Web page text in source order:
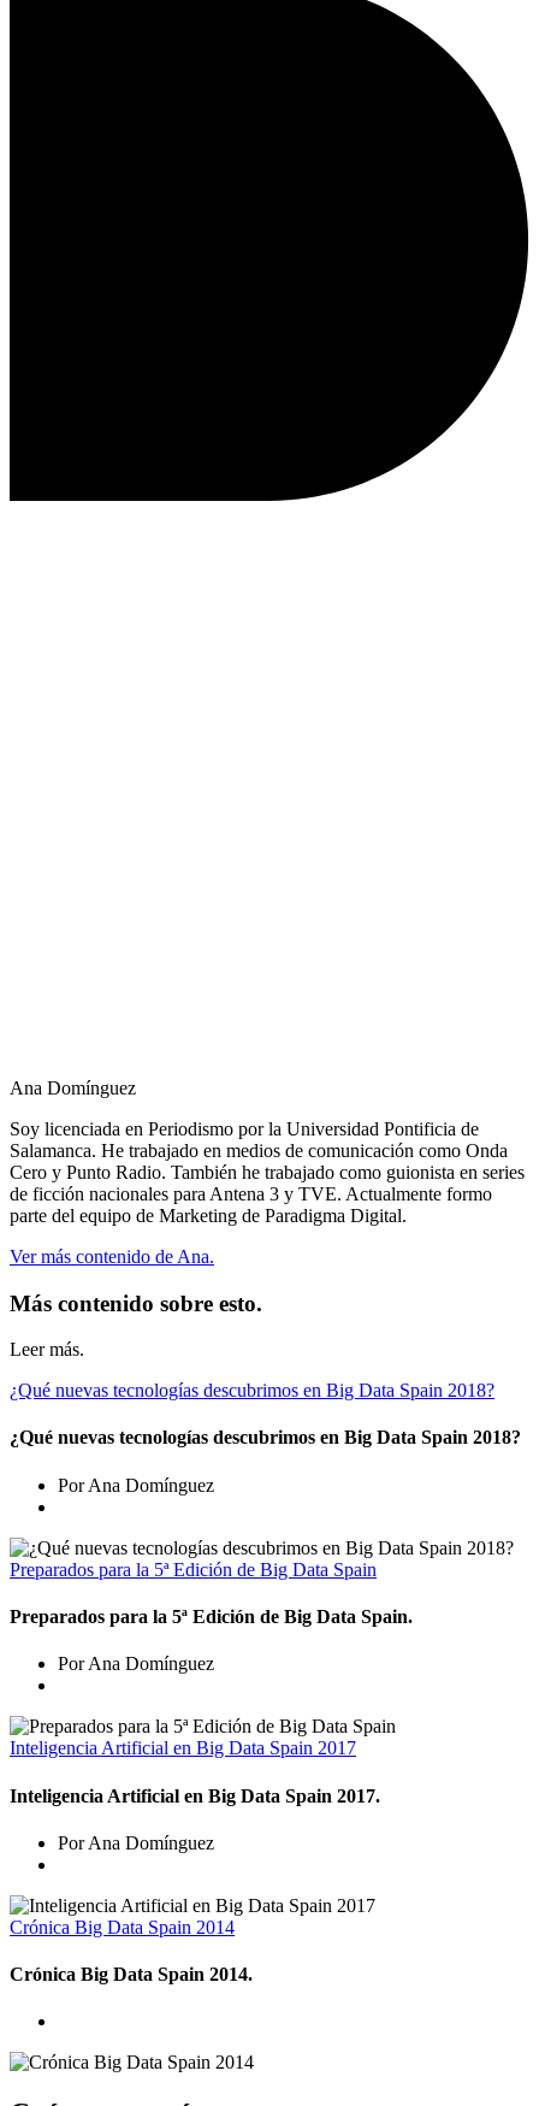
Ana Domínguez
Soy licenciada en Periodismo por la Universidad Pontificia de
Salamanca. He trabajado en medios de comunicación como Onda
Cero y Punto Radio. También he trabajado como guionista en series
de ficción nacionales para Antena 3 y TVE. Actualmente formo
parte del equipo de Marketing de Paradigma Digital.
Ver más contenido de Ana.
Más contenido sobre esto.
Leer más.
¿Qué nuevas tecnologías descubrimos en Big Data Spain 2018?
¿Qué nuevas tecnologías descubrimos en Big Data Spain 2018?
Por Ana Domínguez
Preparados para la 5ª Edición de Big Data Spain
Preparados para la 5ª Edición de Big Data Spain.
Por Ana Domínguez
Inteligencia Artificial en Big Data Spain 2017
Inteligencia Artificial en Big Data Spain 2017.
Por Ana Domínguez
Crónica Big Data Spain 2014
Crónica Big Data Spain 2014.